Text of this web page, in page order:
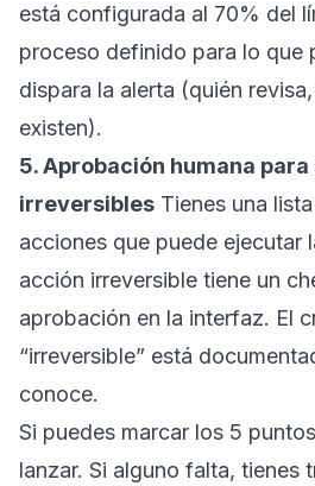
está configurada al 70% del
proceso definido para lo que
dispara la alerta (quién
existen).
5. Aprobación humana
irreversibles Tienes una
acciones que puede ejecutar
acción irreversible tiene un
aprobación en la interfaz. El
“irreversible” está
conoce.
Si puedes marcar los 5
lanzar. Si alguno falta, tienes